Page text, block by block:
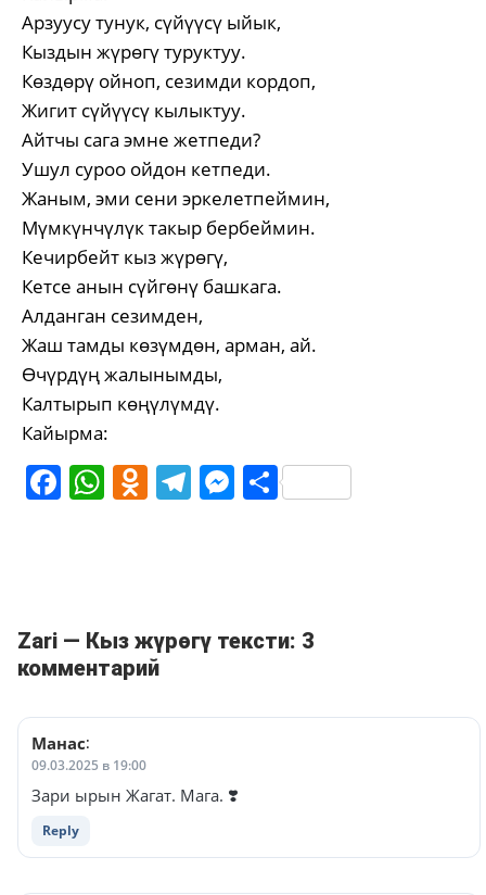
Арзуусу тунук, сүйүүсү ыйык,
Кыздын жүрөгү туруктуу.
Көздөрү ойноп, сезимди кордоп,
Жигит сүйүүсү кылыктуу.
Айтчы сага эмне жетпеди?
Ушул суроо ойдон кетпеди.
Жаным, эми сени эркелетпеймин,
Мүмкүнчүлүк такыр бербеймин.
Кечирбейт кыз жүрөгү,
Кетсе анын сүйгөнү башкага.
Алданган сезимден,
Жаш тамды көзүмдөн, арман, ай.
Өчүрдүң жалынымды,
Калтырып көңүлүмдү.
Кайырма:
Facebook
WhatsApp
Odnoklassniki
Telegram
Messenger
Share
Zari — Кыз жүрөгү тексти: 3
комментарий
Манас:
09.03.2025 в 19:00
Зари ырын Жагат. Мага. ❣️
Reply